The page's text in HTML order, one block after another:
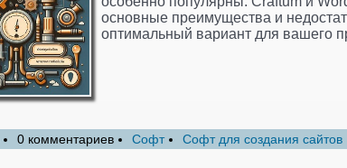
основные преимущества и
оптимальный вариант для вашего
0 комментариев Софт Софт для создания сайтов